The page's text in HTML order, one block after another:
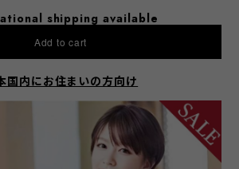
shipping available
Add to cart
国内にお住まいの方向け